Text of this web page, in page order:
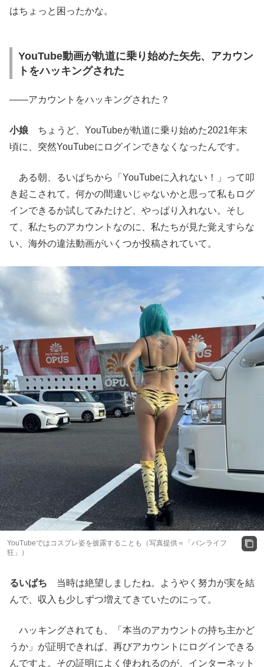
はちょっと困ったかな。
YouTube動画が軌道に乗り始めた矢先、アカウン
トをハッキングされた
――アカウントをハッキングされた？
小娘 ちょうど、YouTubeが軌道に乗り始めた2021年末
頃に、突然YouTubeにログインできなくなったんです。
ある朝、るいぱちから「YouTubeに入れない！」って叩
き起こされて。何かの間違いじゃないかと思って私もログ
インできるか試してみたけど、やっぱり入れない。そし
て、私たちのアカウントなのに、私たちが見た覚えすらな
い、海外の違法動画がいくつか投稿されていて。
YouTubeではコスプレ姿を披露することも（写真提供＝「バンライフ
狂」）
るいぱち 当時は絶望しましたね。ようやく努力が実を結
んで、収入も少しずつ増えてきていたのにって。
ハッキングされても、「本当のアカウントの持ち主かど
うか」が証明できれば、再びアカウントにログインできる
んですよ。その証明によく使われるのが、インターネット